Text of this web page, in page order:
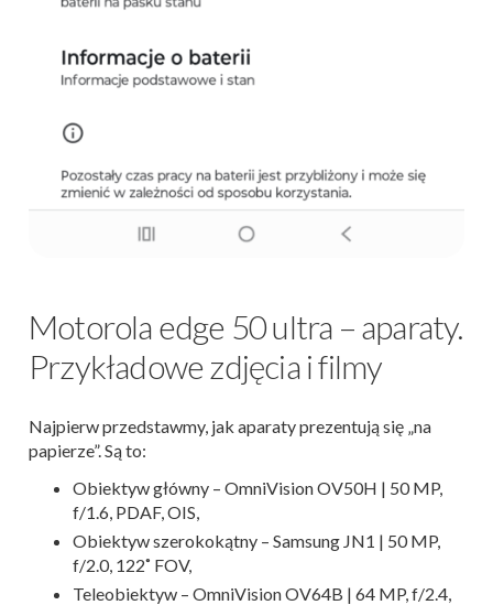
Motorola edge 50 ultra – aparaty.
Przykładowe zdjęcia i filmy
Najpierw przedstawmy, jak aparaty prezentują się „na
papierze”. Są to:
Obiektyw główny – OmniVision OV50H | 50 MP,
f/1.6, PDAF, OIS,
Obiektyw szerokokątny – Samsung JN1 | 50 MP,
f/2.0, 122˚ FOV,
Teleobiektyw – OmniVision OV64B | 64 MP, f/2.4,